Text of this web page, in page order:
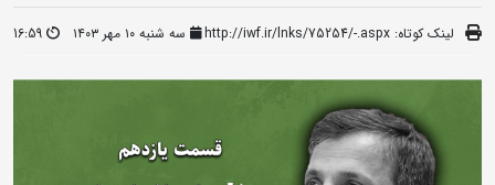
لینک کوتاه: http://iwf.ir/lnks/75254/-.aspx سه شنبه ۱۰ مهر ۱۴۰۳ 16:59